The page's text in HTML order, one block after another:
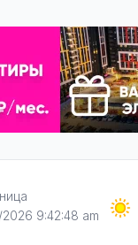
9:42:49 am